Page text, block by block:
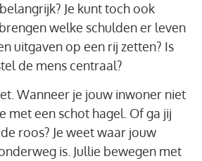
Je kunt toch ook
welke schulden er leven
uitgaven op een rij zetten? Is
de mens centraal?
Wanneer je jouw inwoner niet
met een schot hagel. Of ga jij
roos? Je weet waar jouw
is. Jullie bewegen met